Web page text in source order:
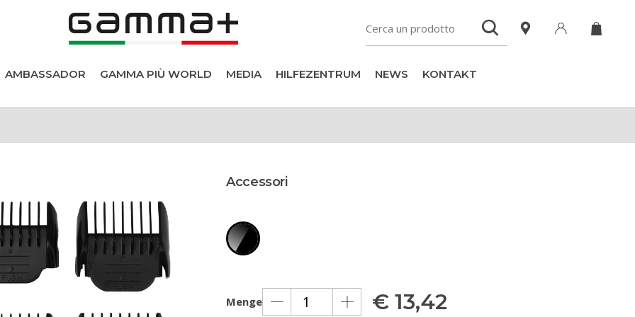
AMBASSADOR GAMMA PIÙ WORLD MEDIA HILFEZENTRUM NEWS KONTAKT
Accessori
Menge € 13,42